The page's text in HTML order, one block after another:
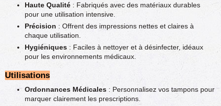
Haute Qualité : Fabriqués avec des matériaux durables
pour une utilisation intensive.
Précision : Offrent des impressions nettes et claires à
chaque utilisation.
Hygiéniques : Faciles à nettoyer et à désinfecter, idéaux
pour les environnements médicaux.
Utilisations
Ordonnances Médicales : Personnalisez vos tampons pour
marquer clairement les prescriptions.